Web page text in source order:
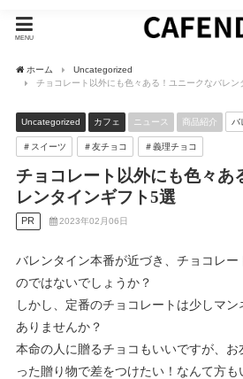
MENU
ホーム
Uncategorized
チョコレート以外にも色々ある！ユニークなバレン
Uncategorized カフェ ニュース 商品紹介 バ
＃スイーツ ＃友チョコ ＃義理チョコ
チョコレート以外にも色々あ
レンタインギフト5選
PR 2023年02月06日
バレンタイン本番が近づき、チョコレ
のではないでしょうか？
しかし、定番のチョコレートは少しマ
ありませんか？
本命の人に贈るチョコもいいですが、
った贈り物で差をつけたい！なんて方も